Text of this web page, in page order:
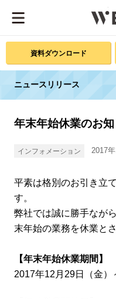
資料ダウンロード
ニュースリリース
年末年始休業のお
インフォメーション 2017
平素は格別のお引き立
す。
弊社では誠に勝手なが
末年始の業務を休業と
【年末年始休業期間】
2017年12月29日（金）